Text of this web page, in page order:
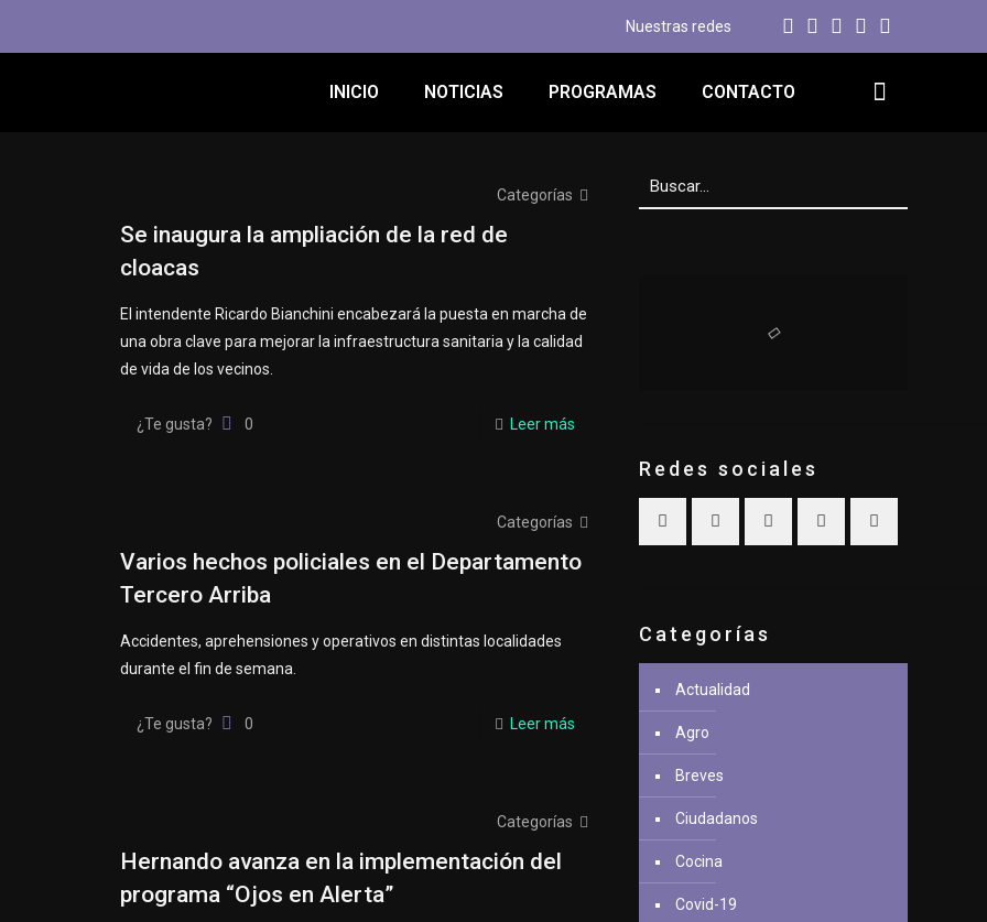
Nuestras redes
INICIO NOTICIAS PROGRAMAS CONTACTO
Categorías
Se inaugura la ampliación de la red de
cloacas
El intendente Ricardo Bianchini encabezará la puesta en marcha de
una obra clave para mejorar la infraestructura sanitaria y la calidad
de vida de los vecinos.
¿Te gusta? 0 Leer más
Categorías
Varios hechos policiales en el Departamento
Tercero Arriba
Accidentes, aprehensiones y operativos en distintas localidades
durante el fin de semana.
¿Te gusta? 0 Leer más
Categorías
Hernando avanza en la implementación del
programa “Ojos en Alerta”
Redes sociales
Categorías
Actualidad
Agro
Breves
Ciudadanos
Cocina
Covid-19